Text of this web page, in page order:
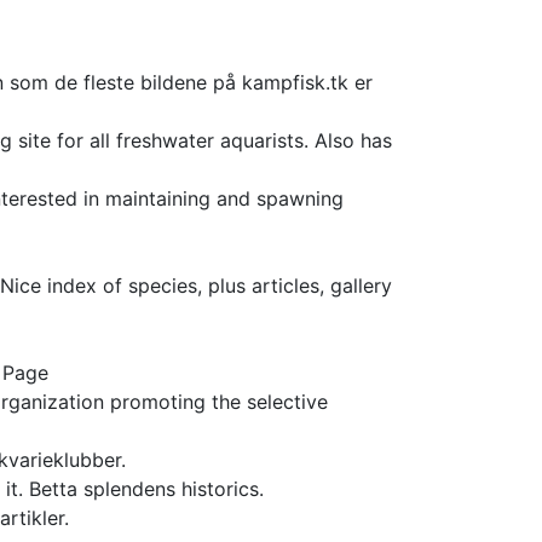
de fleste bildene på kampfisk.tk er
site for all freshwater aquarists. Also has
in maintaining and spawning
index of species, plus articles, gallery
promoting the selective
Betta splendens historics.